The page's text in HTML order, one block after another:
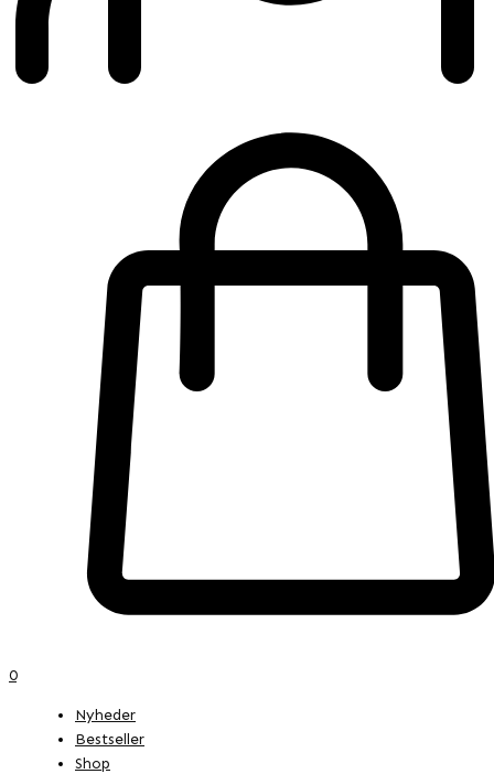
0
Nyheder
Bestseller
Shop